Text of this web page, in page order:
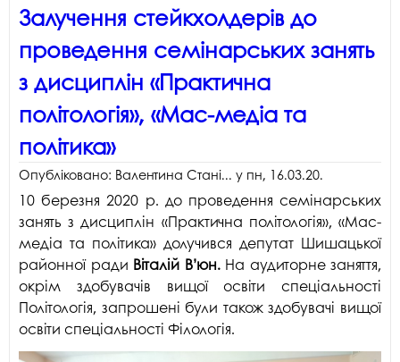
Залучення стейкхолдерів до
проведення семінарських занять
з дисциплін «Практична
політологія», «Мас-медіа та
політика»
Опубліковано: Валентина Стані... у пн, 16.03.20.
10 березня 2020 р. до проведення семінарських
занять з дисциплін «Практична політологія», «Мас-
медіа та політика» долучився депутат Шишацької
районної ради Віталій В’юн.На аудиторне заняття,
окрім здобувачів вищої освіти спеціальності
Політологія, запрошені були також здобувачі вищої
освіти спеціальності Філологія.